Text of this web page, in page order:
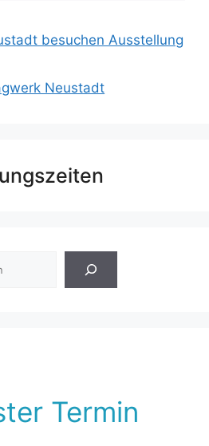
besuchen Ausstellung
Neustadt
Termin